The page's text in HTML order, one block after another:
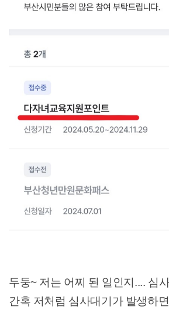
두둥~ 저는 어찌 된 일인지.... 심
간혹 저처럼 심사대기가 발생하